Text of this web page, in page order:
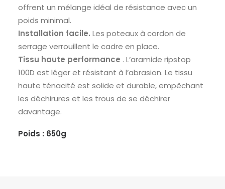
offrent un mélange idéal de résistance avec un
poids minimal.
Installation facile. Les poteaux à cordon de
serrage verrouillent le cadre en place.
Tissu haute performance . L’aramide ripstop
100D est léger et résistant à l’abrasion. Le tissu
haute ténacité est solide et durable, empêchant
les déchirures et les trous de se déchirer
davantage.
Poids : 650g